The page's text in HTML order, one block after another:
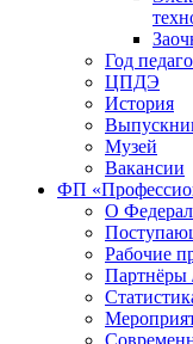
Год
ЦПДЭ
История
Музей
Вакансии
ФП
О
Рабочие
Партнёры